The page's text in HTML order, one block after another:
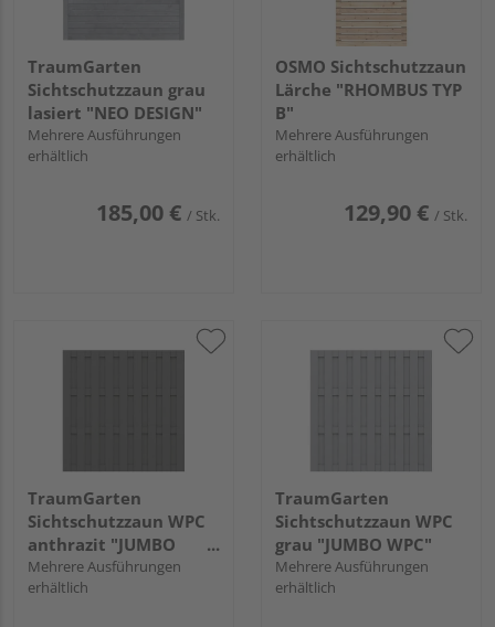
TraumGarten
Sichtschutzzaun grau
lasiert "NEO DESIGN"
Mehrere Ausführungen
erhältlich
185,00 € / Stk.
OSMO Sichtschutzzaun
Lärche "RHOMBUS TYP
B"
Mehrere Ausführungen
erhältlich
129,90 € / Stk.
TraumGarten
Sichtschutzzaun WPC
anthrazit "JUMBO
WPC"
Mehrere Ausführungen
erhältlich
TraumGarten
Sichtschutzzaun WPC
grau "JUMBO WPC"
Mehrere Ausführungen
erhältlich